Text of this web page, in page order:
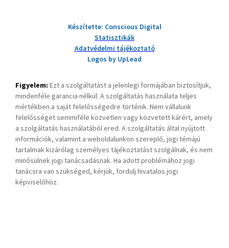
Készítette: Conscious Digital
Statisztikák
Adatvédelmi tájékoztató
Logos by UpLead
Figyelem: Ezt a szolgáltatást a jelenlegi formájában biztosítjuk,
mindenféle garancia nélkül. A szolgáltatás használata teljes
mértékben a saját felelősségedre történik. Nem vállalunk
felelősséget semmiféle közvetlen vagy közvetett kárért, amely
a szolgáltatás használatából ered. A szolgáltatás által nyújtott
információk, valamint a weboldalunkon szereplő, jogi témájú
tartalmak kizárólag személyes tájékoztatást szolgálnak, és nem
minősülnek jogi tanácsadásnak. Ha adott problémához jogi
tanácsra van szükséged, kérjük, fordulj hivatalos jogi
képviselőhöz.